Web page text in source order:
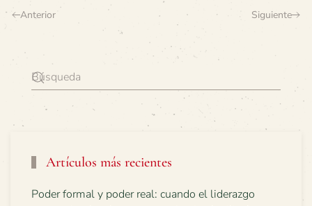
Anterior Siguiente
Artículos más recientes
Poder formal y poder real: cuando el liderazgo